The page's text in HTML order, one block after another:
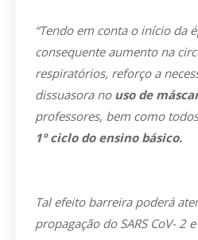
“Tendo em conta o início da
consequente aumento na
respiratórios, reforço a
dissuasora nouso de
professores, bem como
1º ciclo do ensino básico.
Tal efeito barreira poderá
propagação do SARS CoV- 2